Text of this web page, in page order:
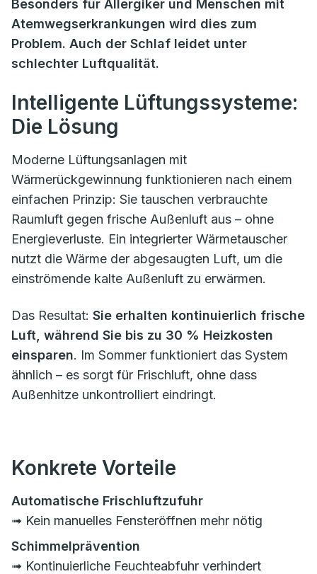
Besonders für Allergiker und Menschen mit
Atemwegserkrankungen wird dies zum
Problem. Auch der Schlaf leidet unter
schlechter Luftqualität.
Intelligente Lüftungssysteme:
Die Lösung
Moderne Lüftungsanlagen mit
Wärmerückgewinnung funktionieren nach einem
einfachen Prinzip: Sie tauschen verbrauchte
Raumluft gegen frische Außenluft aus – ohne
Energieverluste. Ein integrierter Wärmetauscher
nutzt die Wärme der abgesaugten Luft, um die
einströmende kalte Außenluft zu erwärmen.
Das Resultat: Sie erhalten kontinuierlich frische
Luft, während Sie bis zu 30 % Heizkosten
einsparen. Im Sommer funktioniert das System
ähnlich – es sorgt für Frischluft, ohne dass
Außenhitze unkontrolliert eindringt.
Konkrete Vorteile
Automatische Frischluftzufuhr
➟ Kein manuelles Fensteröffnen mehr nötig
Schimmelprävention
➟ Kontinuierliche Feuchteabfuhr verhindert